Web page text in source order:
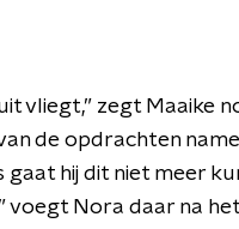
vliegt,” zegt Maaike
de opdrachten
hij dit niet meer
voegt Nora daar na